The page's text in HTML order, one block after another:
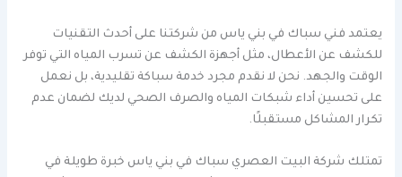
يعتمد فني سباك في بني ياس من شركتنا على أحدث التقنيات
للكشف عن الأعطال، مثل أجهزة الكشف عن تسرب المياه التي توفر
الوقت والجهد. نحن لا نقدم مجرد خدمة سباكة تقليدية، بل نعمل
على تحسين أداء شبكات المياه والصرف الصحي لديك لضمان عدم
تكرار المشاكل مستقبلًا.
تمتلك شركة البيت العصري سباك في بني ياس خبرة طويلة في